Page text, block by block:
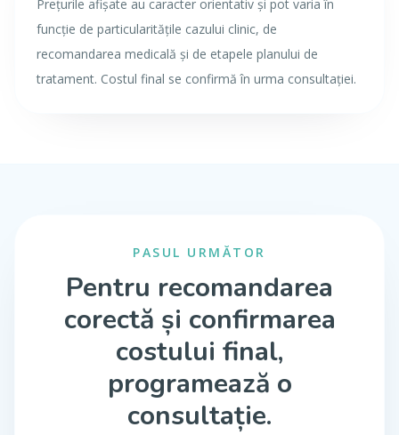
Prețurile afișate au caracter orientativ și pot varia în
funcție de particularitățile cazului clinic, de
recomandarea medicală și de etapele planului de
tratament. Costul final se confirmă în urma consultației.
PASUL URMĂTOR
Pentru recomandarea
corectă și confirmarea
costului final,
programează o
consultație.